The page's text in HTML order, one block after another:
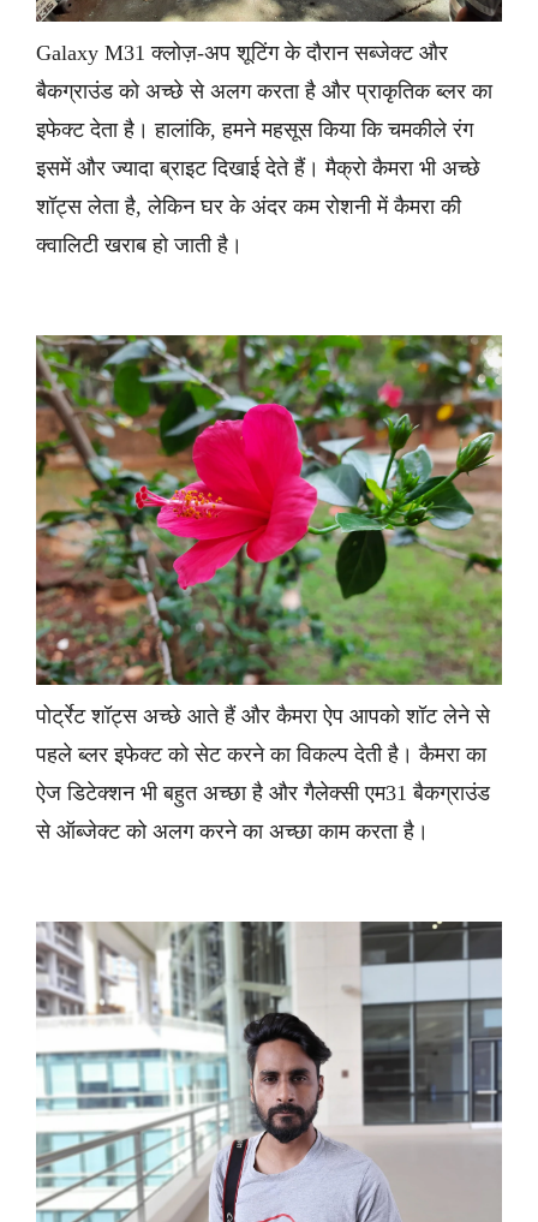
Galaxy M31 क्लोज़-अप शूटिंग के दौरान सब्जेक्ट और
बैकग्राउंड को अच्छे से अलग करता है और प्राकृतिक ब्लर का
इफेक्ट देता है। हालांकि, हमने महसूस किया कि चमकीले रंग
इसमें और ज्यादा ब्राइट दिखाई देते हैं। मैक्रो कैमरा भी अच्छे
शॉट्स लेता है, लेकिन घर के अंदर कम रोशनी में कैमरा की
क्वालिटी खराब हो जाती है।
पोर्ट्रेट शॉट्स अच्छे आते हैं और कैमरा ऐप आपको शॉट लेने से
पहले ब्लर इफेक्ट को सेट करने का विकल्प देती है। कैमरा का
ऐज डिटेक्शन भी बहुत अच्छा है और गैलेक्सी एम31 बैकग्राउंड
से ऑब्जेक्ट को अलग करने का अच्छा काम करता है।